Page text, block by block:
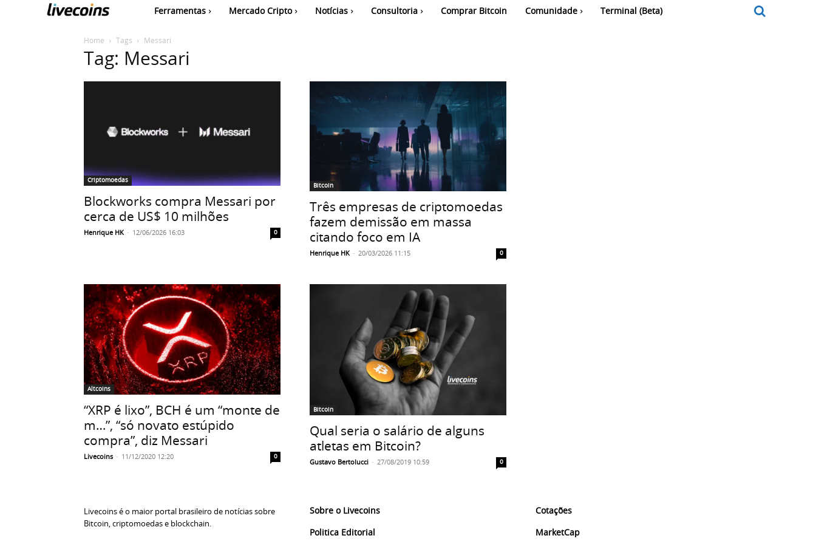
Ferramentas Mercado Cripto Notícias Consultoria Comprar Bitcoin Comunidade Terminal (Beta)
Home Tags Messari
Tag: Messari
Criptomoedas
Blockworks compra Messari por
cerca de US$ 10 milhões
Henrique HK - 12/06/2026 16:03 0
Bitcoin
Três empresas de criptomoedas
fazem demissão em massa
citando foco em IA
Henrique HK - 20/03/2026 11:15 0
Altcoins
“XRP é lixo”, BCH é um “monte de
m…”, “só novato estúpido
compra”, diz Messari
Livecoins - 11/12/2020 12:20 0
Bitcoin
Qual seria o salário de alguns
atletas em Bitcoin?
Gustavo Bertolucci - 27/08/2019 10:59 0
Livecoins é o maior portal brasileiro de notícias sobre
Bitcoin, criptomoedas e blockchain.
Sobre o Livecoins
Politica Editorial
Cotações
MarketCap